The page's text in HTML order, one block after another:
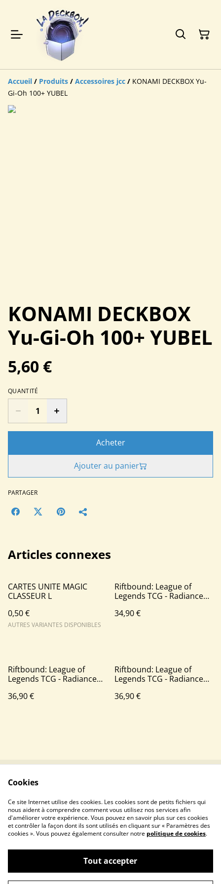
Accueil / Produits / Accessoires jcc / KONAMI DECKBOX Yu-
Gi-Oh 100+ YUBEL
KONAMI DECKBOX
Yu-Gi-Oh 100+ YUBEL
5,60 €
QUANTITÉ
Acheter
Ajouter au panier
PARTAGER
Articles connexes
CARTES UNITE MAGIC
CLASSEUR L
0,50 €
AUTRES VARIANTES DISPONIBLES
Riftbound: League of
Legends TCG - Radiance
FR
34,90 €
Riftbound: League of
Legends TCG - Radiance
36,90 €
Riftbound: League of
Legends TCG - Radiance
36,90 €
Politique de
confidentialité
Politique de cookies
©2026Ladeckboxfr
Cookies
Ce site Internet utilise des cookies. Les cookies sont de petits fichiers qui
nous aident à comprendre comment vous utilisez nos services afin
d'améliorer votre expérience. Vous pouvez en savoir plus sur ces cookies
et contrôler la façon dont ils sont utilisés en cliquant sur « Paramètres des
cookies ». Vous pouvez également consulter notre politique de cookies.
Tout accepter